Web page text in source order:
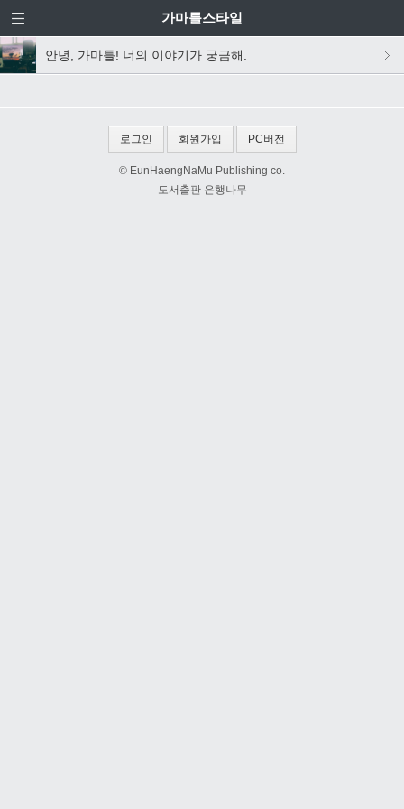
가마틀스타일
안녕, 가마틀! 너의 이야기가 궁금해.
로그인 회원가입 PC버전
© EunHaengNaMu Publishing co.
도서출판 은행나무